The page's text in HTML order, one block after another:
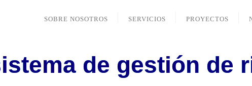
SOBRE NOSOTROS SERVICIOS PROYECTOS
de gestión de